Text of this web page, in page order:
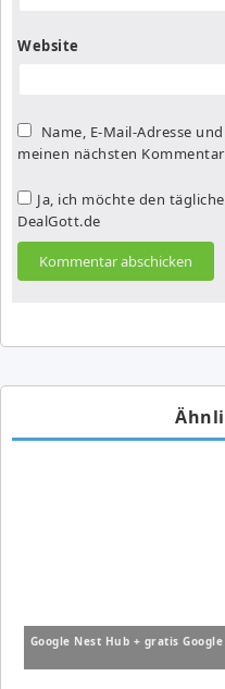
Website
Name, E-Mail-Adresse
meinen nächsten
Ja, ich möchte den
DealGott.de
Google Nest Hub + gratis